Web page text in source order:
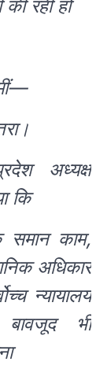
रही हो
अध्यक्ष
कि
समान काम,
अधिकार
न्यायालय
भी